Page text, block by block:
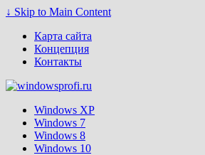
↓ Skip to Main Content
Карта сайта
Концепция
Контакты
Windows XP
Windows 7
Windows 8
Windows 10